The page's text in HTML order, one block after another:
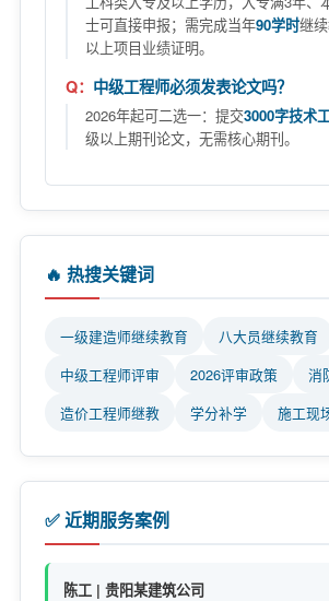
士可直接申报；需完成当年90学时继
以上项目业绩证明。
中级工程师必须发表论文吗？
2026年起可二选一：提交3000字技术
级以上期刊论文，无需核心期刊。
🔥 热搜关键词
一级建造师继续教育
八大员继续教育
中级工程师评审
2026评审政策
消
造价工程师继教
学分补学 施工现
✅ 近期服务案例
陈工 | 贵阳某建筑公司